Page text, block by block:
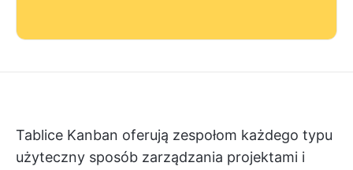
Tablice Kanban oferują zespołom każdego typu
użyteczny sposób zarządzania projektami i